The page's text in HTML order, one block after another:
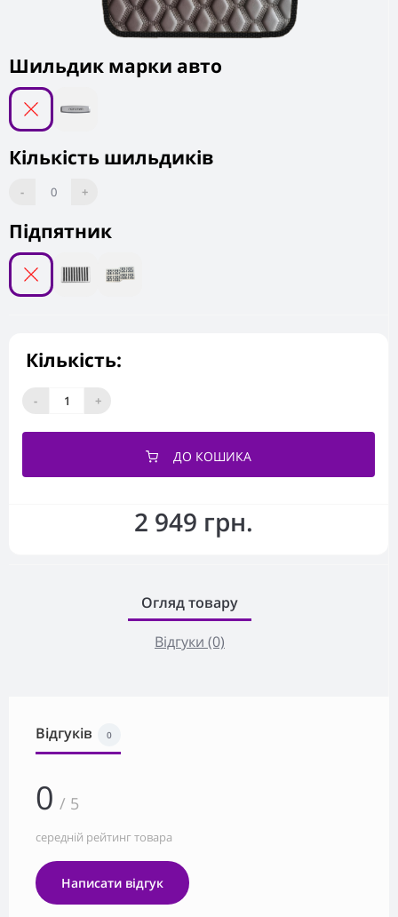
2 949 грн.
Підпятник
Шильдик марки авто
Кількість шильдиків
- 0 +
Кількість:
- +
ДО КОШИКА
Огляд товару
Відгуки (0)
Відгуків 0
0 / 5
середній рейтинг товара
Написати відгук